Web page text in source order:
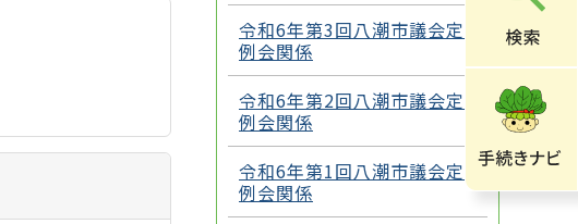
令和6年第3回八潮市議会定
例会関係
令和6年第2回八潮市議会定
例会関係
令和6年第1回八潮市議会定
例会関係